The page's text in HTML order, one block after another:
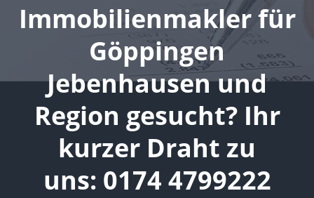
Immobilienmakler für
Göppingen
Jebenhausen und
Region gesucht? Ihr
kurzer Draht zu
uns: 0174 4799222